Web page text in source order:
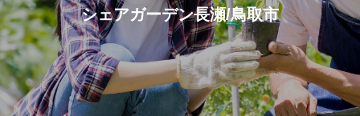
シェアガーデン長瀬/鳥取市